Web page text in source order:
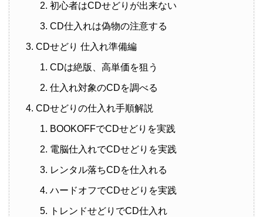
初心者はCDせどりが出来ない
CD仕入れは偽物の注意する
CDせどり 仕入れ準備編
CDは絶版、高単価を狙う
仕入れ対象のCDを調べる
CDせどりの仕入れ手順解説
BOOKOFFでCDせどりを実践
電脳仕入れでCDせどりを実践
レンタル落ちCDを仕入れる
ハードオフでCDせどりを実践
トレンドせどりでCD仕入れ